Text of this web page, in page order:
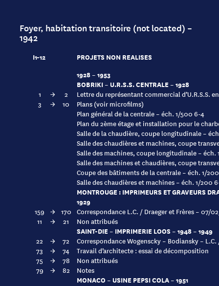
Foyer, habitation transitoire (not located) –
1942
I1-12
PROJETS NON REALISES
1928 – 1953
BOBRIKI – U.R.S.S. CENTRALE – 1928
1 → 2
Lettre du représentant commercial d’U.R.S.S.
3
→ 10
Plans (voir microfilms)
Plan général de la centrale – éch. 1/500 6-4
Plan du 2ème étage et installation pour le
Salle de la chaudière, coupe longitudinale –
Salle des chaudières et machines, coupe
Salle des machines, coupe longitudinale – éch.
Salle des machines et chaudières, coupe
Coupe des bâtiments de la centrale – éch. 1/
Salle des chaudières et machines – éch. 1/200
MONTROUGE : IMPRIMEURS ET GRAVEURS
1929
159 → 170 Correspondance L.C. / Draeger et Frères – 07/
11
→ 21 Non attribués
SAINT-DIE – IMPRIMERIE LOOS – 1948 – 1949
22 → 72
Correspondance Wogenscky – Bodiansky – L.C.
73
→ 74
Travail d’architecte : essai de décomposition
75
→ 78
Non attribués
79
→ 82 Notes
MONACO – USINE PEPSI COLA – 1951